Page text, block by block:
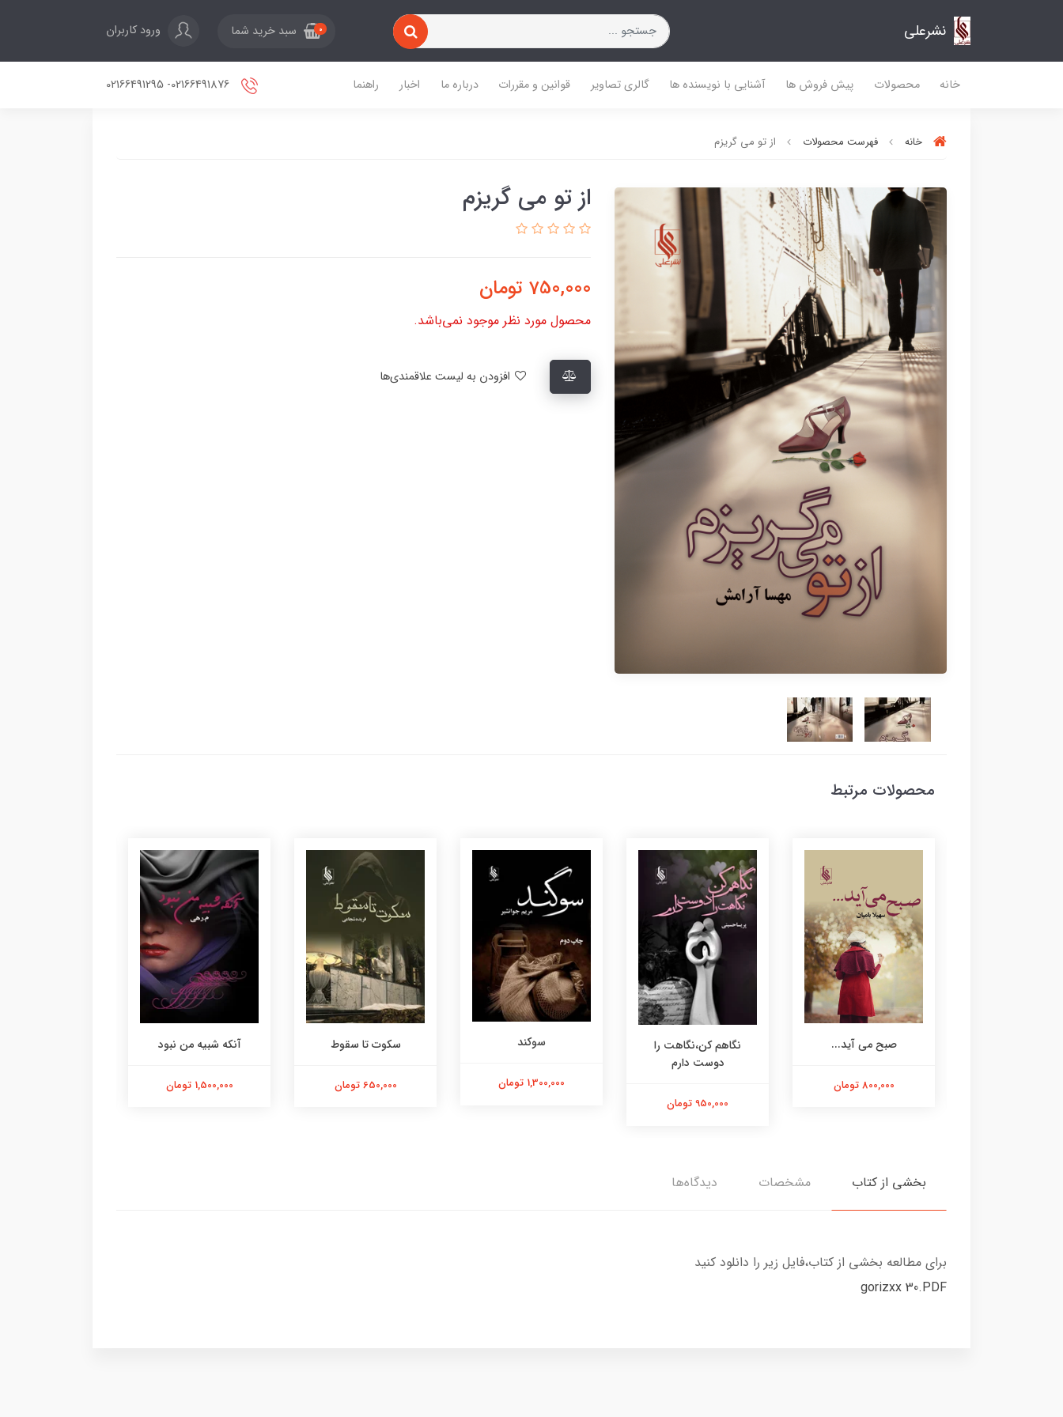
نشرعلی 0 سبد خرید شما ورود کاربران
خانه محصولات پیش فروش ها آشنایی با نویسنده ها گالری تصاویر قوانین و مقررات درباره ما اخبار راهنما
خانه فهرست محصولات از تو می گریزم
از تو می گریزم
750,000 تومان
محصول مورد نظر موجود نمی‌باشد.
محصولات مرتبط
صبح می آید...
800,000 تومان
نگاهم کن،نگاهت را
دوست دارم
950,000 تومان
سوکند
1,300,000 تومان
سکوت تا سقوط
650,000 تومان
آنکه شبیه من نبود
1,500,000 تومان
بخشی از کتاب مشخصات دیدگاه‌ها
برای مطالعه بخشی از کتاب،فایل زیر را دانلود کنید
gorizxx 30.PDF